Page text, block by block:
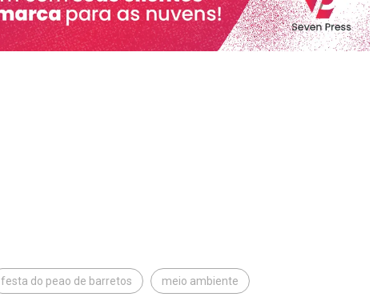
festa do peao de barretos meio ambiente